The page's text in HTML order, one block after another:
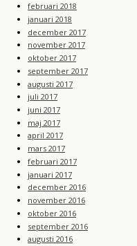
februari 2018
januari 2018
december 2017
november 2017
oktober 2017
september 2017
augusti 2017
juli 2017
juni 2017
maj 2017
april 2017
mars 2017
februari 2017
januari 2017
december 2016
november 2016
oktober 2016
september 2016
augusti 2016